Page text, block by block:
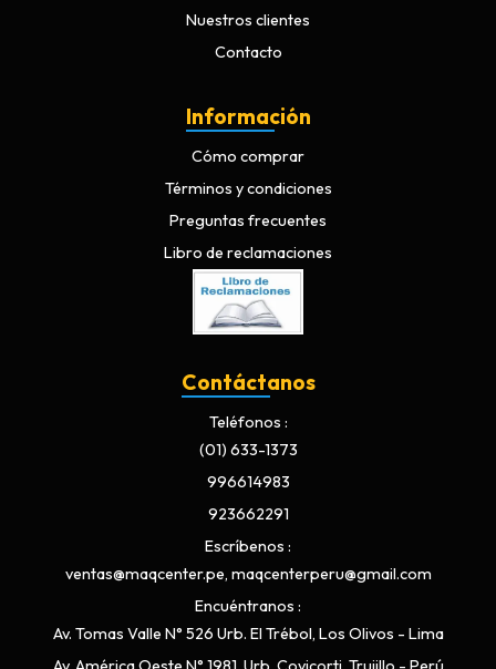
Nuestros clientes
Contacto
Información
Cómo comprar
Términos y condiciones
Preguntas frecuentes
Libro de reclamaciones
Contáctanos
Teléfonos
(01) 633-1373
996614983
923662291
Escríbenos
ventas@maqcenter.pe, maqcenterperu@gmail.com
Encuéntranos
Av. Tomas Valle N° 526 Urb. El Trébol, Los Olivos - Lima